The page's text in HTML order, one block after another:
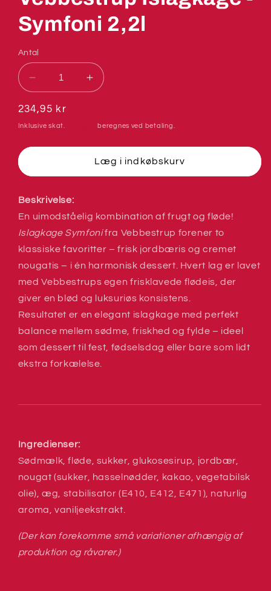
Symfoni 2,2l
Antal
Reducer
antallet
for
Vebbestrup
-
2,2l
Øg
antallet
Vebbestrup
-
Symfoni
2,2l
Normalpris
234,95 kr
Inklusive skat. beregnes ved betaling.
Læg i indkøbskurv
Beskrivelse:
En uimodståelig kombination af frugt og fløde!
Islagkage Symfonifra Vebbestrup forener to
klassiske favoritter – frisk jordbæris og cremet
nougatis – i én harmonisk dessert. Hvert lag er lavet
med Vebbestrups egen frisklavede flødeis, der
giver en blød og luksuriøs konsistens.
Resultatet er en elegant islagkage med perfekt
balance mellem sødme, friskhed og fylde – ideel
som dessert til fest, fødselsdag eller bare som lidt
ekstra forkælelse.
Ingredienser:
Sødmælk, fløde, sukker, glukosesirup, jordbær,
nougat (sukker, hasselnødder, kakao, vegetabilsk
olie), æg, stabilisator (E410, E412, E471), naturlig
aroma, vaniljeekstrakt.
(Der kan forekomme små variationer afhængig af
produktion og råvarer.)